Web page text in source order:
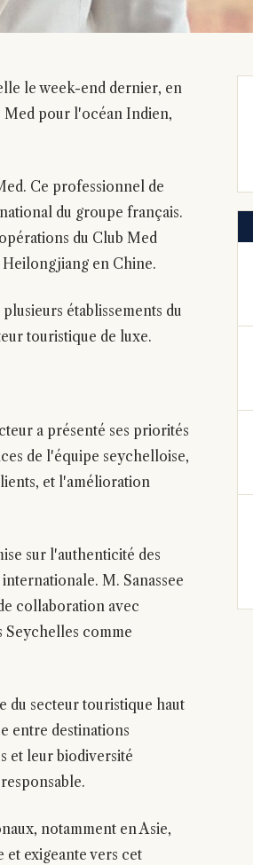
le week-end dernier, en
Med pour l'océan Indien,
Ce professionnel de
du groupe français.
du Club Med
Heilongjiang en Chine.
établissements du
touristique de luxe.
a présenté ses priorités
de l'équipe seychelloise,
et l'amélioration
sur l'authenticité des
M. Sanassee
collaboration avec
Seychelles comme
du secteur touristique haut
entre destinations
et leur biodiversité
notamment en Asie,
exigeante vers cet